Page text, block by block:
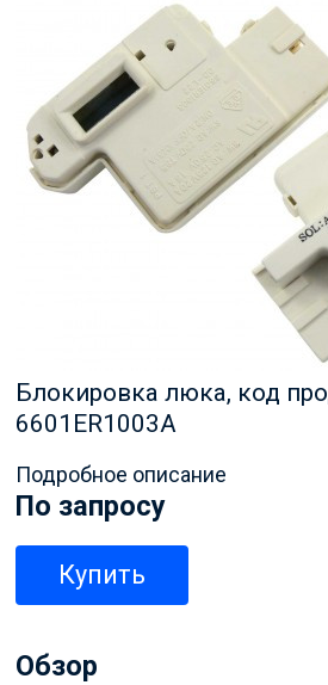
Блокировка люка, код
6601ER1003A
Подробное описание
По запросу
Купить
Обзор